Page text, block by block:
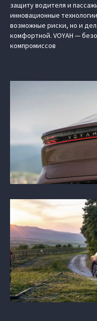
защиту водителя и
инновационные
возможные риски, но и
комфортной. VOYAH —
компромиссов